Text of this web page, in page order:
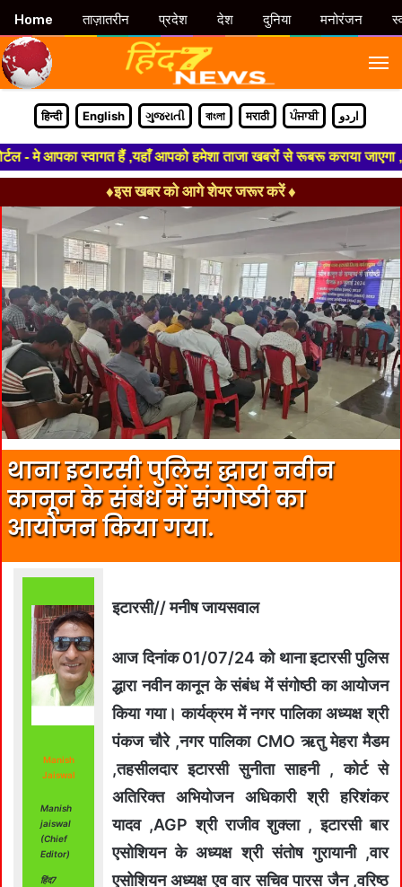
हिन्दी English ગુજરાતી বাংলা मराठी ਪੰਜਾਬੀ اردو
आपका स्वागत हैं ,यहाँ आपको हमेशा ताजा खबरों से रूबरू कराया जाएगा ,
♦इस खबर को आगे शेयर जरूर करें ♦
थाना इटारसी पुलिस द्धारा नवीन
कानून के संबंध में संगोष्ठी का
आयोजन किया गया.
Manish
Jaiswal
Manish
jaiswal
(Chief
Editor)
हिंद7
इटारसी// मनीष जायसवाल
आज दिनांक 01/07/24 को थाना इटारसी पुलिस
द्धारा नवीन कानून के संबंध में संगोष्ठी का आयोजन
किया गया। कार्यक्रम में नगर पालिका अध्यक्ष श्री
पंकज चौरे ,नगर पालिका CMO ऋतु मेहरा मैडम
,तहसीलदार इटारसी सुनीता साहनी , कोर्ट से
अतिरिक्त अभियोजन अधिकारी श्री हरिशंकर
यादव ,AGP श्री राजीव शुक्ला , इटारसी बार
एसोशियन के अध्यक्ष श्री संतोष गुरायानी ,वार
एसोशियन अध्यक्ष एव वार सचिव पारस जैन ,वरिष्ठ
Home ताज़ातरीन प्रदेश देश दुनिया मनोरंजन